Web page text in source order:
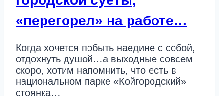
«перегорел» на работе…
Когда хочется побыть наедине с собой,
отдохнуть душой…а выходные совсем
скоро, хотим напомнить, что есть в
национальном парке «Койгородский»
стоянка…